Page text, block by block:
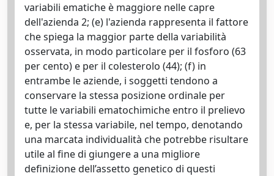
variabili ematiche è maggiore nelle capre
dell'azienda 2; (e) l'azienda rappresenta il fattore
che spiega la maggior parte della variabilità
osservata, in modo particolare per il fosforo (63
per cento) e per il colesterolo (44); (f) in
entrambe le aziende, i soggetti tendono a
conservare la stessa posizione ordinale per
tutte le variabili ematochimiche entro il prelievo
e, per la stessa variabile, nel tempo, denotando
una marcata individualità che potrebbe risultare
utile al fine di giungere a una migliore
definizione dell’assetto genetico di questi